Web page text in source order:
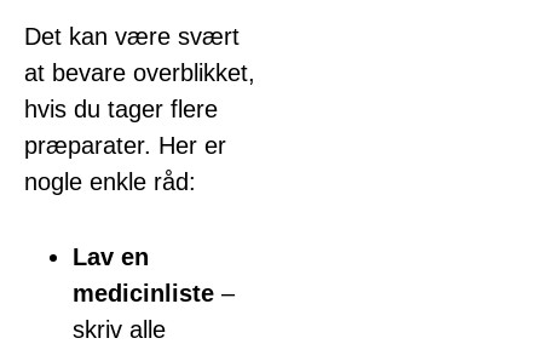
Det kan være svært
at bevare overblikket,
hvis du tager flere
præparater. Her er
nogle enkle råd:
Lav en
medicinliste –
skriv alle